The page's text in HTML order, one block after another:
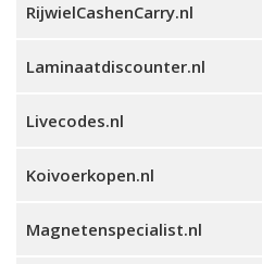
RijwielCashenCarry.nl
Laminaatdiscounter.nl
Livecodes.nl
Koivoerkopen.nl
Magnetenspecialist.nl